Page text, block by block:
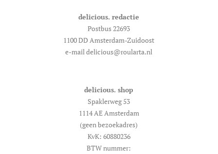
delicious. redactie
Postbus 22693
1100 DD Amsterdam-Zuidoost
e-mail delicious@roularta.nl
delicious. shop
Spaklerweg 53
1114 AE Amsterdam
(geen bezoekadres)
KvK: 60880236
BTW nummer: